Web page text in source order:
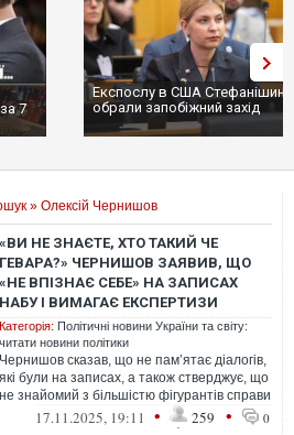
7
Експослу в США
обрали запобіжний захід
» Олексій Чернишов
«ВИ НЕ ЗНАЄТЕ, ХТО ТАКИЙ ЧЕ
ГЕВАРА?» ЧЕРНИШОВ ЗАЯВИВ, ЩО
«НЕ ВПІЗНАЄ СЕБЕ» НА ЗАПИСАХ
НАБУ І ВИМАГАЄ ЕКСПЕРТИЗИ
Категорія: Політичні новини України та світу:
читати новини політики
Чернишов сказав, що не памʼятає діалогів,
які були на записах, а також стверджує, що
не знайомий з більшістю фігурантів справи
17.11.2025, 19:11 • 259 • 0